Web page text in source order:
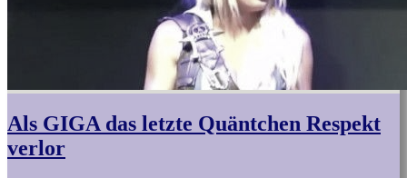
Als GIGA das letzte Quäntchen Respekt
verlor